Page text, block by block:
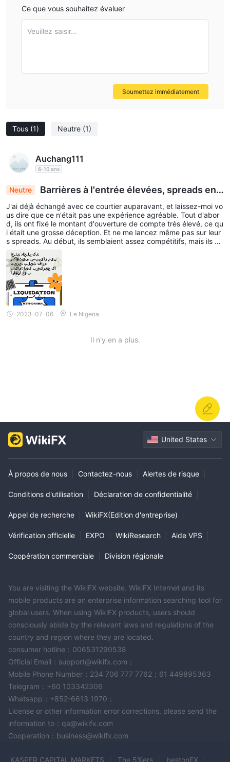
Tous (1) Neutre (1)
Auchang111
6-10 ans
Neutre
Barrières à l'entrée élevées, spreads en h
ausse, plateforme défaillante : un cauchemar po
ur les courtiers
J'ai déjà échangé avec ce courtier auparavant, et laissez-moi vo
us dire que ce n'était pas une expérience agréable. Tout d'abor
d, ils ont fixé le montant d'ouverture de compte très élevé, ce qu
i était une grosse déception. Et ne me lancez même pas sur leur
s spreads. Au début, ils semblaient assez compétitifs, mais ils on
t ensuite grimpé en flèche à quelques centaines de pips. C'était
un tour de montagnes russes, laissez-moi vous dire. Et pour cour
onner le tout, leur plateforme de trading n'était que de la foutais
e. Je suis resté totalement déçu et j'ai fini par m'éloigner. Certain
ement pas le courtier pour moi.
2023-07-06 Le Nigeria
Il n'y en a plus.
Ce que vous souhaitez évaluer
Veuillez saisir...
Soumettez immédiatement
United States
À propos de nous Contactez-nous Alertes de risque
Conditions d'utilisation Déclaration de confidentialité
Appel de recherche WikiFX(Edition d'entreprise)
Vérification officielle EXPO WikiResearch Aide VPS
Coopération commerciale Division régionale
You are visiting the WikiFX website. WikiFX Internet and its
mobile products are an enterprise information searching tool for
global users. When using WikiFX products, users should
consciously abide by the relevant laws and regulations of the
country and region where they are located.
consumer hotline：006531290538
Official Email：support@wikifx.com；
Mobile Phone Number：234 706 777 7762；61 449895363
Telegram：+60 103342306
Whatsapp：+852-6613 1970；
License or other information error corrections, please send the
information to：qa@wikifx.com
Cooperation：business@wikifx.com
KASPER CAPITAL MARKETS The 5%ers bestonFX